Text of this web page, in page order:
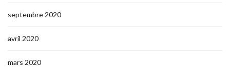
septembre 2020
avril 2020
mars 2020